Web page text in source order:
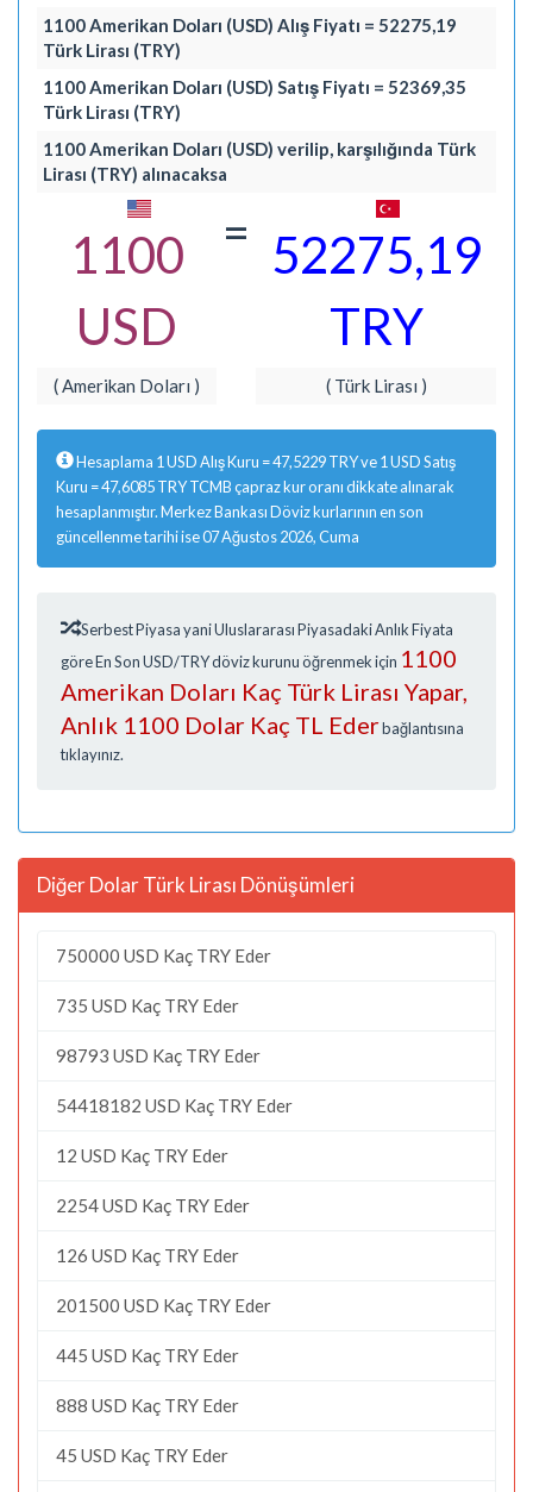
1100 Amerikan Doları (USD) Alış Fiyatı = 52275,19
Türk Lirası (TRY)
1100 Amerikan Doları (USD) Satış Fiyatı = 52369,35
Türk Lirası (TRY)
1100 Amerikan Doları (USD) verilip, karşılığında Türk
Lirası (TRY) alınacaksa
1100
USD
= 52275,19
TRY
( Amerikan Doları ) ( Türk Lirası )
Hesaplama 1 USD Alış Kuru = 47,5229 TRY ve 1 USD Satış
Kuru = 47,6085 TRY TCMB çapraz kur oranı dikkate alınarak
hesaplanmıştır. Merkez Bankası Döviz kurlarının en son
güncellenme tarihi ise 07 Ağustos 2026, Cuma
Serbest Piyasa yani Uluslararası Piyasadaki Anlık Fiyata
göre En Son USD/TRY döviz kurunu öğrenmek için 1100
Amerikan Doları Kaç Türk Lirası Yapar,
Anlık 1100 Dolar Kaç TL Ederbağlantısına
tıklayınız.
Diğer Dolar Türk Lirası Dönüşümleri
750000 USD Kaç TRY Eder
735 USD Kaç TRY Eder
98793 USD Kaç TRY Eder
54418182 USD Kaç TRY Eder
12 USD Kaç TRY Eder
2254 USD Kaç TRY Eder
126 USD Kaç TRY Eder
201500 USD Kaç TRY Eder
445 USD Kaç TRY Eder
888 USD Kaç TRY Eder
45 USD Kaç TRY Eder